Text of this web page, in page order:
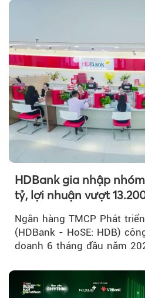
HDBank gia nhập
tỷ, lợi nhuận vượt
mới trên thị trường vốn
Ngân hàng TMCP Phát
(HDBank - HoSE: HDB)
doanh 6 tháng đầu năm